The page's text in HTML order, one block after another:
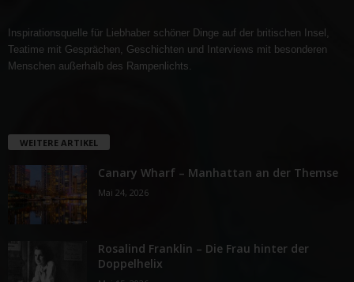
Inspirationsquelle für Liebhaber schöner Dinge auf der britischen Insel,
Teatime mit Gesprächen, Geschichten und Interviews mit besonderen
Menschen außerhalb des Rampenlichts.
WEITERE ARTIKEL
Canary Wharf – Manhattan an der Themse
Mai 24, 2026
Rosalind Franklin – Die Frau hinter der
Doppelhelix